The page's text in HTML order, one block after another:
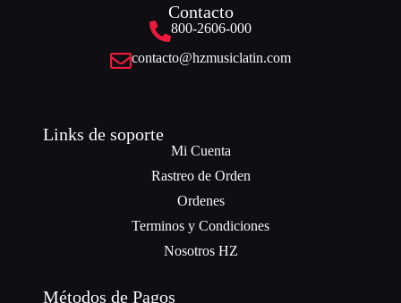
Contacto
800-2606-000
contacto@hzmusiclatin.com
Links de soporte
Mi Cuenta
Rastreo de Orden
Ordenes
Terminos y Condiciones
Nosotros HZ
Métodos de Pagos